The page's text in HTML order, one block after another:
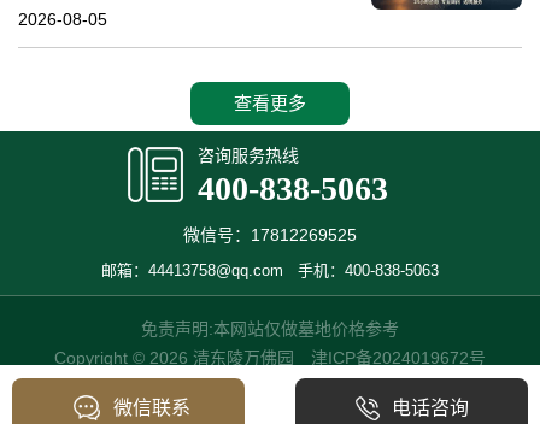
尊重和缅怀，更是一种文化艺术的传承。本文
2026-08-05
查看更多
咨询服务热线
400-838-5063
微信号：17812269525
邮箱：44413758@qq.com 手机：400-838-5063
免责声明:本网站仅做墓地价格参考
Copyright © 2026 清东陵万佛园 津ICP备2024019672号
微信联系 电话咨询